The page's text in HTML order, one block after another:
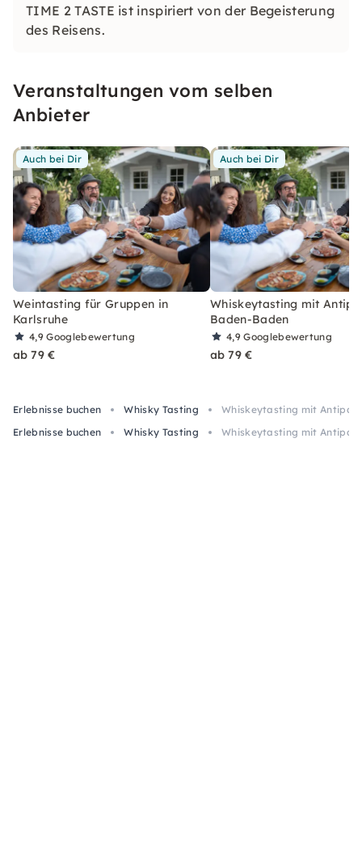
TIME 2 TASTE ist inspiriert von der Begeisterung
des Reisens.
Veranstaltungen vom selben
Anbieter
Auch bei Dir
Weintasting für Gruppen in
Karlsruhe
4,9Googlebewertung
ab 79 €
Auch bei Dir
Whiskeytasting mit
Baden-Baden
4,9Googlebewertung
ab 79 €
Erlebnisse buchen Whisky Tasting
Whiskeytasting mit
Erlebnisse buchen
Whisky Tasting Whiskeytasting mit